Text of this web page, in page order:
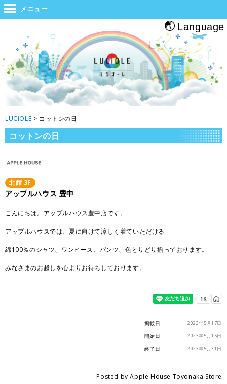
世界と大阪をつなぐジャンクション。旅をする人・帰る人・地元の人がホッと
メニュー
Language
LUCiOLE > コットンの日
コットンの日
北館 3F
アップルハウス 豊中
こんにちは。アップルハウス豊中店です。
アップルハウスでは、夏に向けて涼しく着ていただける
綿100％のシャツ、ワンピース、パンツ、色とりどり揃っております。
みなさまのお越しを心よりお待ちしております。
掲載日 2023年5月17日
開始日 2023年5月15日
終了日 2023年5月31日
Posted byApple House Toyonaka Store